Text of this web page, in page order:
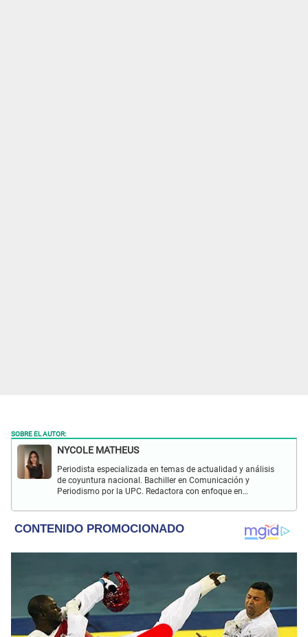
SOBRE EL AUTOR:
NYCOLE MATHEUS
Periodista especializada en temas de actualidad y análisis
de coyuntura nacional. Bachiller en Comunicación y
Periodismo por la UPC. Redactora con enfoque en
revista Wapa.